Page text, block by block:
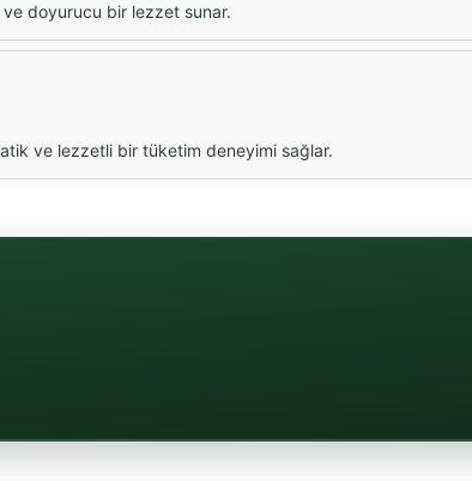
ve doyurucu bir lezzet sunar.
ve lezzetli bir tüketim deneyimi sağlar.